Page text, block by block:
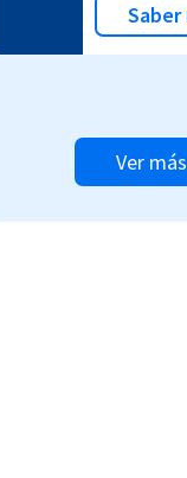
Saber
Ver